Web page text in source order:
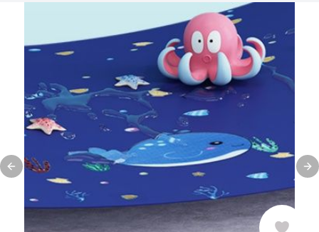
Previous slide